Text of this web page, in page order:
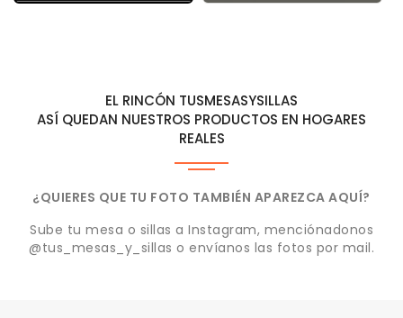
EL RINCÓN TUSMESASYSILLAS
ASÍ QUEDAN NUESTROS PRODUCTOS EN HOGARES
REALES
¿QUIERES QUE TU FOTO TAMBIÉN APAREZCA AQUÍ?
Sube tu mesa o sillas a Instagram, menciónadonos
@tus_mesas_y_sillas o envíanos las fotos por mail.